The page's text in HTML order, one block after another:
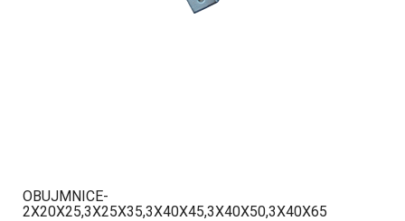
OBUJMNICE-
2X20X25,3X25X35,3X40X45,3X40X50,3X40X65